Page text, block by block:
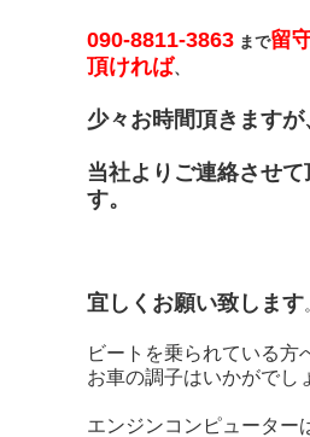
090-8811-3863 まで留
頂ければ、
少々お時間頂きますが
当社よりご連絡させて
す。
宜しくお願い致します
ビートを乗られている方
お車の調子はいかがでし
エンジンコンピューター